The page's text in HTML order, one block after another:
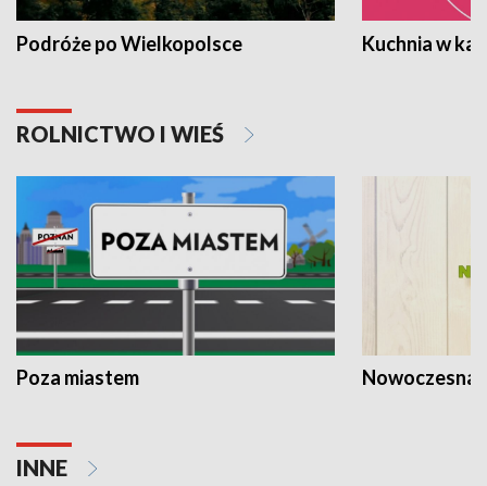
Podróże po Wielkopolsce Kuchnia w
ROLNICTWO I WIEŚ
Poza miastem Nowoczesna
INNE